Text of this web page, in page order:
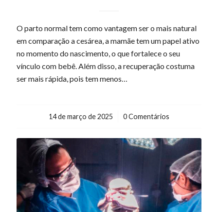
O parto normal tem como vantagem ser o mais natural
em comparação a cesárea, a mamãe tem um papel ativo
no momento do nascimento, o que fortalece o seu
vínculo com bebê. Além disso, a recuperação costuma
ser mais rápida, pois tem menos…
14 de março de 2025
/ 0 Comentários